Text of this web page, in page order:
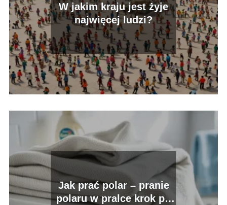
W jakim kraju jest żyje
najwięcej ludzi?
Jak prać polar – pranie
polaru w pralce krok po